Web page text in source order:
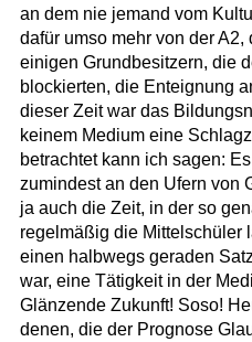
an dem nie jemand vom
dafür umso mehr von der A2,
einigen Grundbesitzern, die
blockierten, die Enteignung
dieser Zeit war das
keinem Medium eine
betrachtet kann ich sagen:
zumindest an den Ufern von
ja auch die Zeit, in der so
regelmäßig die Mittelschüler
einen halbwegs geraden
war, eine Tätigkeit in der
Glänzende Zukunft! Soso!
denen, die der Prognose